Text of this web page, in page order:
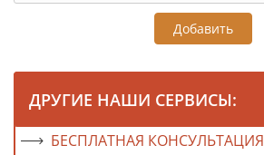
Добавить
ДРУГИЕ НАШИ СЕРВИСЫ:
БЕСПЛАТНАЯ КОНСУЛЬТАЦИЯ